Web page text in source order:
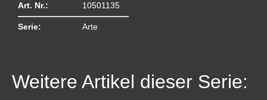
Art. Nr.: 10501135
Serie: Arte
Weitere Artikel dieser Serie: